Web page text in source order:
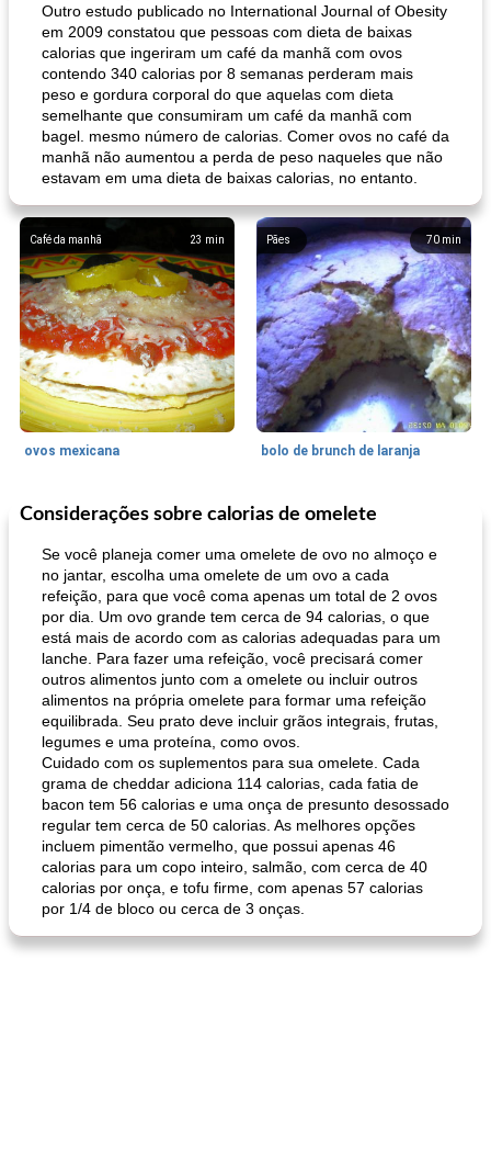
Outro estudo publicado no International Journal of Obesity
em 2009 constatou que pessoas com dieta de baixas
calorias que ingeriram um café da manhã com ovos
contendo 340 calorias por 8 semanas perderam mais
peso e gordura corporal do que aquelas com dieta
semelhante que consumiram um café da manhã com
bagel. mesmo número de calorias. Comer ovos no café da
manhã não aumentou a perda de peso naqueles que não
estavam em uma dieta de baixas calorias, no entanto.
23 min
Café da manhã
ovos mexicana
70 min
Pães
bolo de brunch de laranja
130 min
Pães De Fermento
pão plano (out)
Vegetal
Considerações sobre calorias de omelete
Se você planeja comer uma omelete de ovo no almoço e
no jantar, escolha uma omelete de um ovo a cada
refeição, para que você coma apenas um total de 2 ovos
por dia. Um ovo grande tem cerca de 94 calorias, o que
está mais de acordo com as calorias adequadas para um
lanche. Para fazer uma refeição, você precisará comer
outros alimentos junto com a omelete ou incluir outros
alimentos na própria omelete para formar uma refeição
equilibrada. Seu prato deve incluir grãos integrais, frutas,
legumes e uma proteína, como ovos.
Cuidado com os suplementos para sua omelete. Cada
grama de cheddar adiciona 114 calorias, cada fatia de
bacon tem 56 calorias e uma onça de presunto desossado
regular tem cerca de 50 calorias. As melhores opções
incluem pimentão vermelho, que possui apenas 46
calorias para um copo inteiro, salmão, com cerca de 40
calorias por onça, e tofu firme, com apenas 57 calorias
por 1/4 de bloco ou cerca de 3 onças.